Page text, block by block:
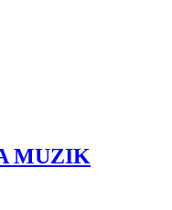
MUZIK